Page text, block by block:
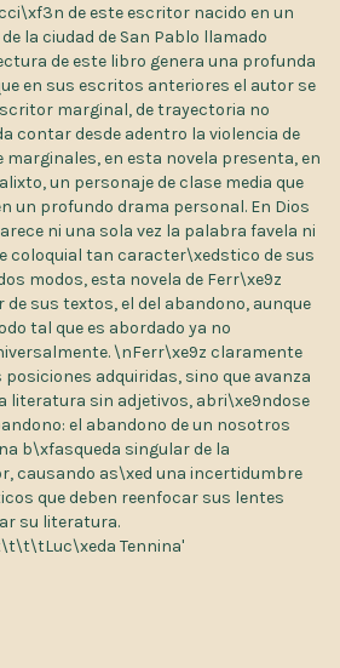
de este escritor nacido en un
la ciudad de San Pablo llamado
de este libro genera una profunda
en sus escritos anteriores el autor se
marginal, de trayectoria no
contar desde adentro la violencia de
en esta novela presenta, en
un personaje de clase media que
un profundo drama personal. En Dios
ni una sola vez la palabra favela ni
coloquial tan caracter\xedstico de sus
modos, esta novela de Ferr\xe9z
sus textos, el del abandono, aunque
tal que es abordado ya no
\nFerr\xe9z claramente
adquiridas, sino que avanza
literatura sin adjetivos, abri\xe9ndose
el abandono de un nosotros
b\xfasqueda singular de la
causando as\xed una incertidumbre
que deben reenfocar sus lentes
su literatura.
Tennina'